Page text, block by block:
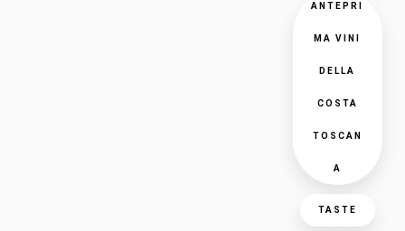
ANTEPRI
MA VINI
DELLA
COSTA
TOSCAN
A
TASTE